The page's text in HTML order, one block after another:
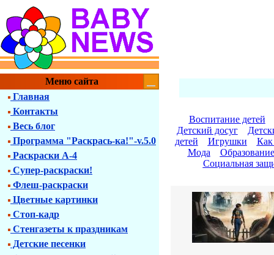
Меню сайта
Главная
Контакты
Весь блог
Программа "Раскрась-ка!"-v.5.0
Раскраски А-4
Супер-раскраски!
Флеш-раскраски
Цветные картинки
Стоп-кадр
Стенгазеты к праздникам
Детские песенки
Воспитание детей
Детский досуг
детей
Игрушки
Как
Мода
Образование
Социальная